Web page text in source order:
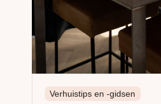
Verhuistips en -gidsen